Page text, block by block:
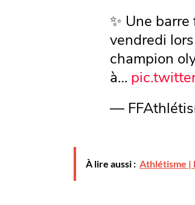
✨ Une
vendredi
champion
à…
—
À lire aussi : Athlétisme |